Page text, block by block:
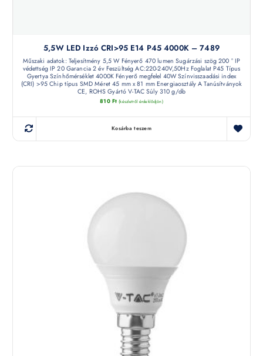
5,5W LED Izzó CRI>95 E14 P45 4000K – 7489
Műszaki adatok: Teljesítmény 5,5 W Fényerő 470 lumen Sugárzási szög 200 ° IP
védettség IP 20 Garancia 2 év Feszültség AC:220-240V,50Hz Foglalat P45 Típus
Gyertya Színhőmérséklet 4000K Fényerő megfelel 40W Színvisszaadási index
(CRI) >95 Chip típus SMD Méret 45 mm x 81 mm Energiaosztály A Tanúsítványok
CE, ROHS Gyártó V-TAC Súly 310 g/db
810 Ft (készletről érdeklődjön)
Kosárba teszem